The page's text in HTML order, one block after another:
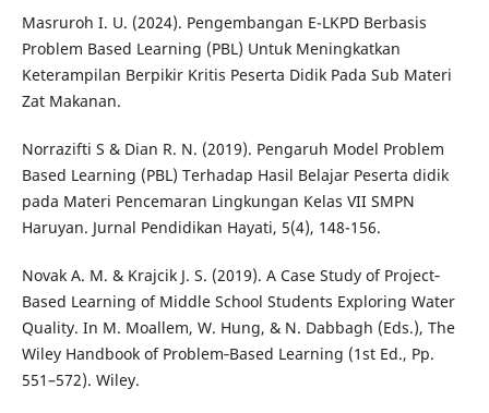
Masruroh I. U. (2024). Pengembangan E-LKPD Berbasis
Problem Based Learning (PBL) Untuk Meningkatkan
Keterampilan Berpikir Kritis Peserta Didik Pada Sub Materi
Zat Makanan.
Norrazifti S & Dian R. N. (2019). Pengaruh Model Problem
Based Learning (PBL) Terhadap Hasil Belajar Peserta didik
pada Materi Pencemaran Lingkungan Kelas VII SMPN
Haruyan. Jurnal Pendidikan Hayati, 5(4), 148-156.
Novak A. M. & Krajcik J. S. (2019). A Case Study of Project‐
Based Learning of Middle School Students Exploring Water
Quality. In M. Moallem, W. Hung, & N. Dabbagh (Eds.), The
Wiley Handbook of Problem‐Based Learning (1st Ed., Pp.
551–572). Wiley.